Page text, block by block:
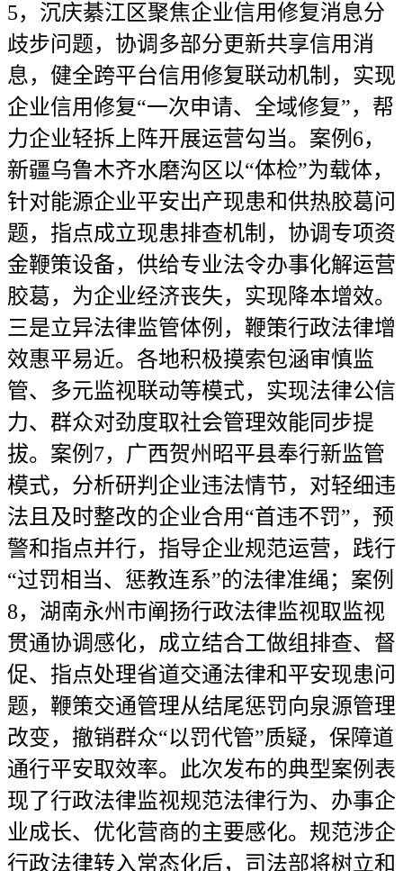
5，沉庆綦江区聚焦企业信用修复消息分
歧步问题，协调多部分更新共享信用消
息，健全跨平台信用修复联动机制，实现
企业信用修复“一次申请、全域修复”，帮
力企业轻拆上阵开展运营勾当。案例6，
新疆乌鲁木齐水磨沟区以“体检”为载体，
针对能源企业平安出产现患和供热胶葛问
题，指点成立现患排查机制，协调专项资
金鞭策设备，供给专业法令办事化解运营
胶葛，为企业经济丧失，实现降本增效。
三是立异法律监管体例，鞭策行政法律增
效惠平易近。各地积极摸索包涵审慎监
管、多元监视联动等模式，实现法律公信
力、群众对劲度取社会管理效能同步提
拔。案例7，广西贺州昭平县奉行新监管
模式，分析研判企业违法情节，对轻细违
法且及时整改的企业合用“首违不罚”，预
警和指点并行，指导企业规范运营，践行
“过罚相当、惩教连系”的法律准绳；案例
8，湖南永州市阐扬行政法律监视取监视
贯通协调感化，成立结合工做组排查、督
促、指点处理省道交通法律和平安现患问
题，鞭策交通管理从结尾惩罚向泉源管理
改变，撤销群众“以罚代管”质疑，保障道
通行平安取效率。此次发布的典型案例表
现了行政法律监视规范法律行为、办事企
业成长、优化营商的主要感化。规范涉企
行政法律转入常态化后，司法部将树立和